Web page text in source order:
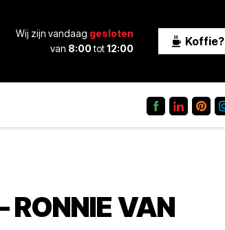
Wij zijn vandaag gesloten
van 8:00tot12:00
Koffie?
RONNIE VAN